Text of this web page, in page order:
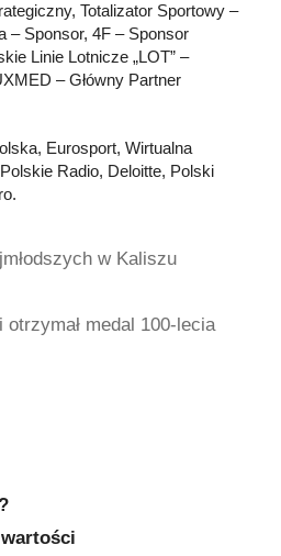
Totalizator Sportowy –
– Sponsor, 4F – Sponsor
Linie Lotnicze „LOT” –
– Główny Partner
Eurosport, Wirtualna
Radio, Deloitte, Polski
w Kaliszu
medal 100-lecia